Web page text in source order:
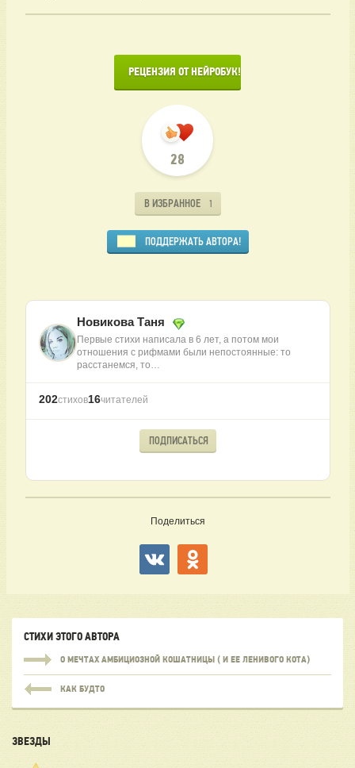
28
В ИЗБРАННОЕ 1
ПОДДЕРЖАТЬ АВТОРА!
Новикова Таня
Первые стихи написала в 6 лет, а потом мои
отношения с рифмами были непостоянные: то
расстанемся, то…
202стихов16читателей
ПОДПИСАТЬСЯ
Поделиться
СТИХИ ЭТОГО АВТОРА
О МЕЧТАХ АМБИЦИОЗНОЙ КОШАТНИЦЫ ( И ЕЕ ЛЕНИВОГО КОТА)
КАК БУДТО
ЗВЕЗДЫ